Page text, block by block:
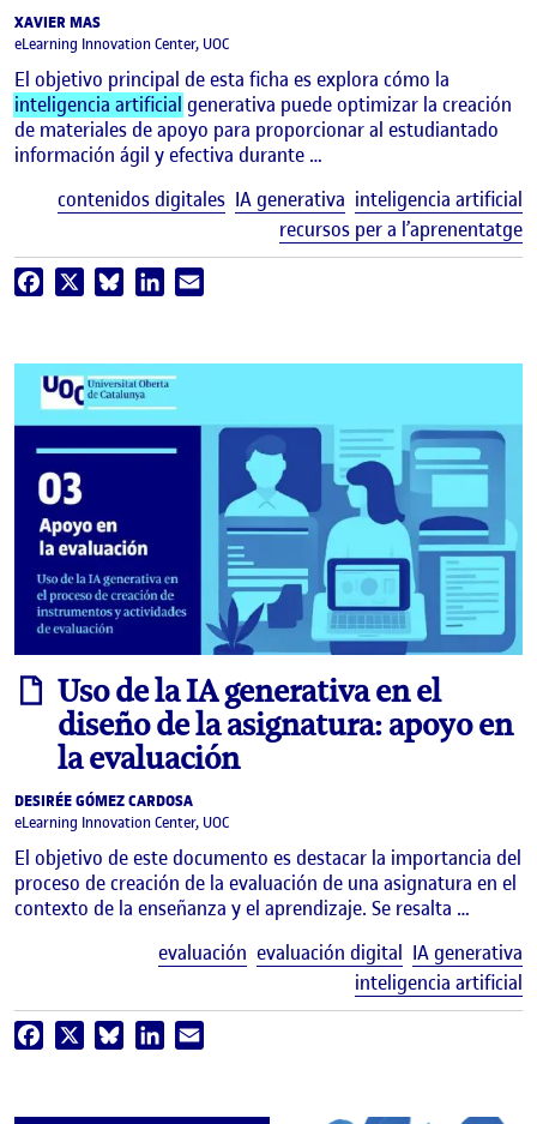
XAVIER MAS
eLearning Innovation Center, UOC
El objetivo principal de esta ficha es explora cómo la
inteligencia artificial generativa puede optimizar la creación
de materiales de apoyo para proporcionar al estudiantado
información ágil y efectiva durante …
contenidos digitales IA generativa inteligencia artificial
recursos per a l’aprenentatge
Facebook BlueskyLinkedIn
informe
Uso de la IA generativa en el
diseño de la asignatura: apoyo en
la evaluación
DESIRÉE GÓMEZ CARDOSA
eLearning Innovation Center, UOC
El objetivo de este documento es destacar la importancia del
proceso de creación de la evaluación de una asignatura en el
contexto de la enseñanza y el aprendizaje. Se resalta …
evaluación evaluación digital IA generativa
inteligencia artificial
Facebook BlueskyLinkedIn